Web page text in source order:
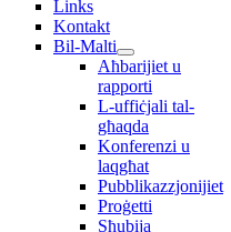
Links
Kontakt
Bil-Malti
Aħbarijiet u
rapporti
L-uffiċjali tal-
għaqda
Konferenzi u
laqgħat
Pubblikazzjonijiet
Proġetti
Sħubija